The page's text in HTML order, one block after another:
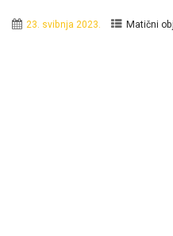
23. svibnja 2023. Matični